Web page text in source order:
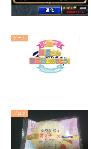
ゲーム
ブログ